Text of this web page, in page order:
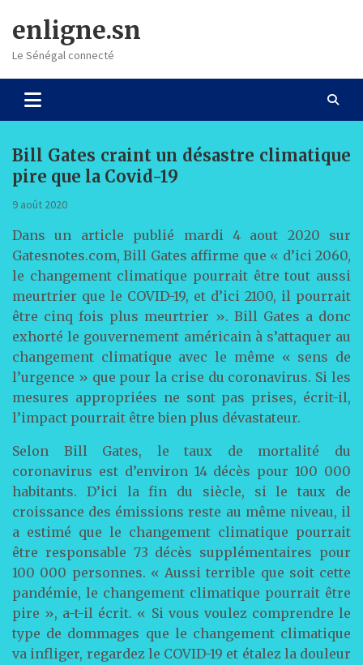
content
enligne.sn
Le Sénégal connecté
Bill Gates craint un désastre climatique
pire que la Covid-19
9 août 2020
Dans un article publié mardi 4 aout 2020 sur
Gatesnotes.com, Bill Gates affirme que « d’ici 2060,
le changement climatique pourrait être tout aussi
meurtrier que le COVID-19, et d’ici 2100, il pourrait
être cinq fois plus meurtrier ». Bill Gates a donc
exhorté le gouvernement américain à s’attaquer au
changement climatique avec le même « sens de
l’urgence » que pour la crise du coronavirus. Si les
mesures appropriées ne sont pas prises, écrit-il,
l’impact pourrait être bien plus dévastateur.
Selon Bill Gates, le taux de mortalité du
coronavirus est d’environ 14 décès pour 100 000
habitants. D’ici la fin du siècle, si le taux de
croissance des émissions reste au même niveau, il
a estimé que le changement climatique pourrait
être responsable 73 décès supplémentaires pour
100 000 personnes. « Aussi terrible que soit cette
pandémie, le changement climatique pourrait être
pire », a-t-il écrit. « Si vous voulez comprendre le
type de dommages que le changement climatique
va infliger, regardez le COVID-19 et étalez la douleur